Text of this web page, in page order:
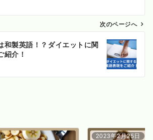
次のページへ
和製英語！？ダイエットに関
紹介！
2023年2月25日